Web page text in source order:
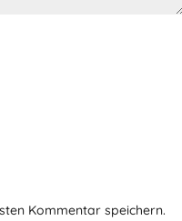
Kommentar speichern.